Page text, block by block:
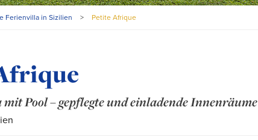
Ferienvilla in Sizilien > Petite Afrique
Pool – gepflegte und einladende Innenräume